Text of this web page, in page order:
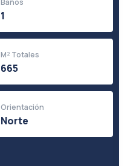
Baños
1
M² Totales
665
Orientación
Norte